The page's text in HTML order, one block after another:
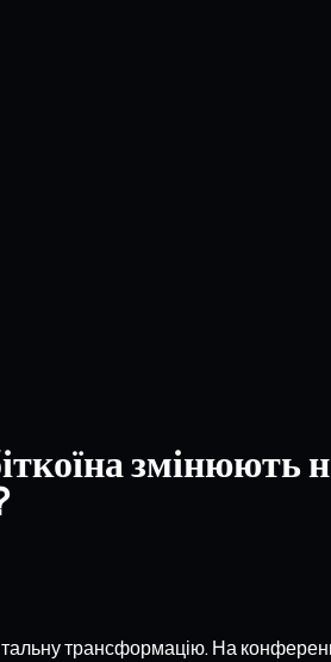
трансформацію. На